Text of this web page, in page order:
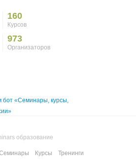
160
Курсов
973
Организаторов
бот «Семинары, курсы,
образование
Курсы Тренинги